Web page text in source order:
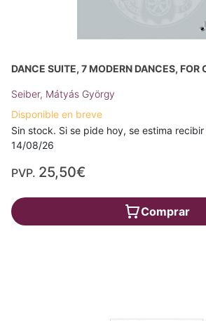
DANCE SUITE, 7 MODERN DANCES, FOR
Seiber, Mátyás György
Disponible en breve
Sin stock. Si se pide hoy, se estima
14/08/26
PVP. 25,50€
Comprar